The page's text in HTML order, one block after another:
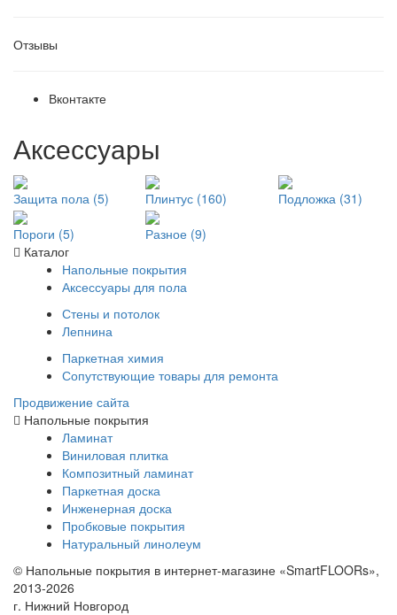
Отзывы
Вконтакте
Аксессуары
Защита пола (5) Плинтус (160) Подложка (31)
Пороги (5)
Разное (9)
Каталог
Напольные покрытия
Аксессуары для пола
Стены и потолок
Лепнина
Паркетная химия
Сопутствующие товары для ремонта
Продвижение сайта
Напольные покрытия
Ламинат
Виниловая плитка
Композитный ламинат
Паркетная доска
Инженерная доска
Пробковые покрытия
Натуральный линолеум
© Напольные покрытия в интернет-магазине «SmartFLOORs»,
2013-2026
г. Нижний Новгород